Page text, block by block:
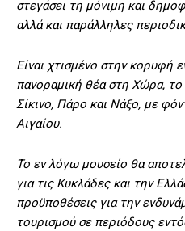
στεγάσει τη μόνιμη και
αλλά και παράλληλες
Είναι χτισμένο στην κορυφή
πανοραμική θέα στη Χώρα, το
Σίκινο, Πάρο και Νάξο, με
Αιγαίου.
Το εν λόγω μουσείο θα
για τις Κυκλάδες και την
προϋποθέσεις για την
τουρισμού σε περιόδους